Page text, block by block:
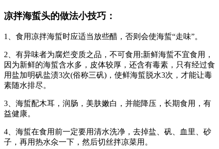
凉拌海蜇头的做法小技巧：
1、食用凉拌海蜇时应适当放些醋，否则会使海蜇“走味”。
2、有异味者为腐烂变质之品，不可食用;新鲜海蜇不宜食用，
因为新鲜的海蜇含水多，皮体较厚，还含有毒素，只有经过食
用盐加明矾盐渍3次(俗称三矾)，使鲜海蜇脱水3次，才能让毒
素随水排尽。
3、海蜇配木耳，润肠，美肤嫩白，并能降压，长期食用，有
益健康。
4、海蜇在食用前一定要用清水洗净，去掉盐、矾、血里、砂
子，再用热水氽一下，然后切丝拌凉菜用。